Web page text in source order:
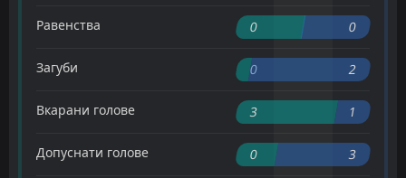
Равенства 0 0
Загуби 0 2
Вкарани голове 3 1
Допуснати голове 0 3